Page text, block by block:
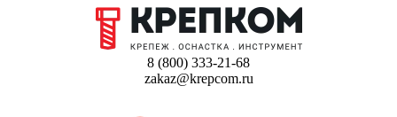
8 (800) 333-21-68
zakaz@krepcom.ru